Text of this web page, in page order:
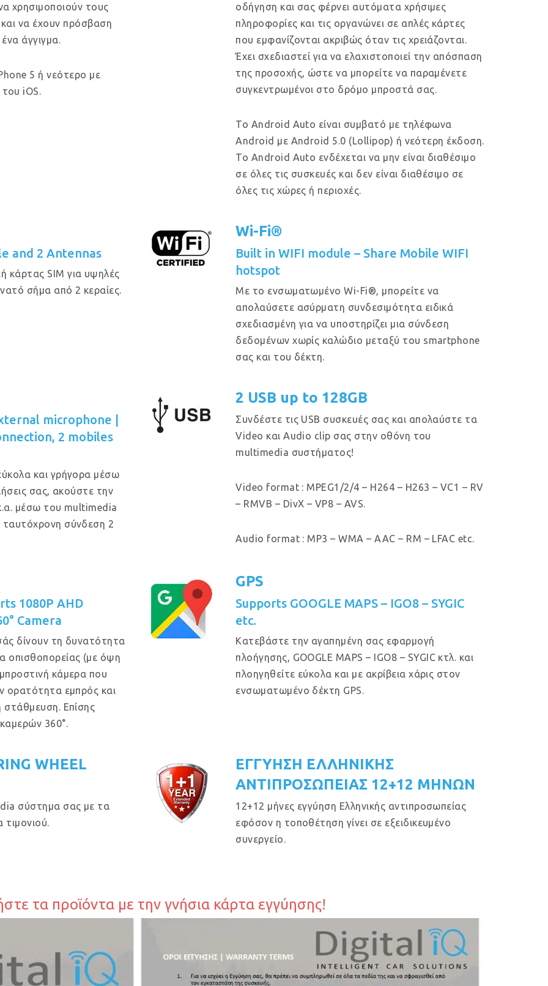
χρησιμοποιούν τους
να έχουν πρόσβαση
άγγιγμα.
5 ή νεότερο με
iOS.
οδήγηση και σας φέρνει αυτόματα χρήσιμες
πληροφορίες και τις οργανώνει σε απλές κάρτες
που εμφανίζονται ακριβώς όταν τις χρειάζονται.
Έχει σχεδιαστεί για να ελαχιστοποιεί την απόσπαση
της προσοχής, ώστε να μπορείτε να παραμένετε
συγκεντρωμένοι στο δρόμο μπροστά σας.
Το Android Auto είναι συμβατό με τηλέφωνα
Android με Android 5.0 (Lollipop) ή νεότερη έκδοση.
Το Android Auto ενδέχεται να μην είναι διαθέσιμο
σε όλες τις συσκευές και δεν είναι διαθέσιμο σε
όλες τις χώρες ή περιοχές.
and 2 Antennas
κάρτας SIM για υψηλές
σήμα από 2 κεραίες.
Wi-Fi®
Built in WIFI module – Share Mobile WIFI
hotspot
Με το ενσωματωμένο Wi-Fi®, μπορείτε να
απολαύσετε ασύρματη συνδεσιμότητα ειδικά
σχεδιασμένη για να υποστηρίζει μια σύνδεση
δεδομένων χωρίς καλώδιο μεταξύ του smartphone
σας και του δέκτη.
microphone |
2 mobiles
και γρήγορα μέσω
σας, ακούστε την
μέσω του multimedia
ταυτόχρονη σύνδεση 2
2 USB up to 128GB
Συνδέστε τις USB συσκευές σας και απολαύστε τα
Video και Audio clip σας στην οθόνη του
multimedia συστήματος!
Video format : MPEG1/2/4 – H264 – H263 – VC1 – RV
– RMVB – DivX – VP8 – AVS.
Audio format : MP3 – WMA – AAC – RM – LFAC etc.
1080P AHD
Camera
δίνουν τη δυνατότητα
οπισθοπορείας (με όψη
κάμερα που
ορατότητα εμπρός και
Επίσης
360°.
GPS
Supports GOOGLE MAPS – IGO8 – SYGIC
etc.
Κατεβάστε την αγαπημένη σας εφαρμογή
πλοήγησης, GOOGLE MAPS – IGO8 – SYGIC κτλ. και
πλοηγηθείτε εύκολα και με ακρίβεια χάρις στον
ενσωματωμένο δέκτη GPS.
WHEEL
σύστημα σας με τα
τιμονιού.
ΕΓΓΥΗΣΗ ΕΛΛΗΝΙΚΗΣ
ΑΝΤΙΠΡΟΣΩΠΕΙΑΣ 12+12 ΜΗΝΩΝ
12+12 μήνες εγγύηση Ελληνικής αντιπροσωπείας
εφόσον η τοποθέτηση γίνει σε εξειδικευμένο
συνεργείο.
τα προϊόντα με την γνήσια κάρτα εγγύησης!